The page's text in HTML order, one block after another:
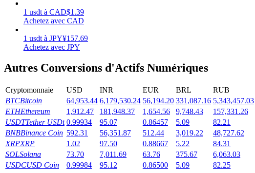
Cochon de puissance
Gagnez quotidiennement des récompenses compétitives
1 usdt à CAD$1.39
Achetez avec CAD
1 usdt à JPY¥157.69
Achetez avec JPY
Autres Conversions d'Actifs Numériques
Cryptomonnaie USD INR EUR BRL RUB
BTCBitcoin 64,953.44 6,179,530.24 56,194.20 331,087.16 5,343,457.03
ETHEthereum 1,912.47 181,948.37 1,654.56 9,748.43 157,331.26
USDTTether USDt 0.99934 95.07 0.86457 5.09 82.21
BNBBinance Coin 592.31 56,351.87 512.44 3,019.22 48,727.62
XRPXRP 1.02 97.50 0.88667 5.22 84.31
SOLSolana 73.70 7,011.69 63.76 375.67 6,063.03
USDCUSD Coin 0.99984 95.12 0.86500 5.09 82.25